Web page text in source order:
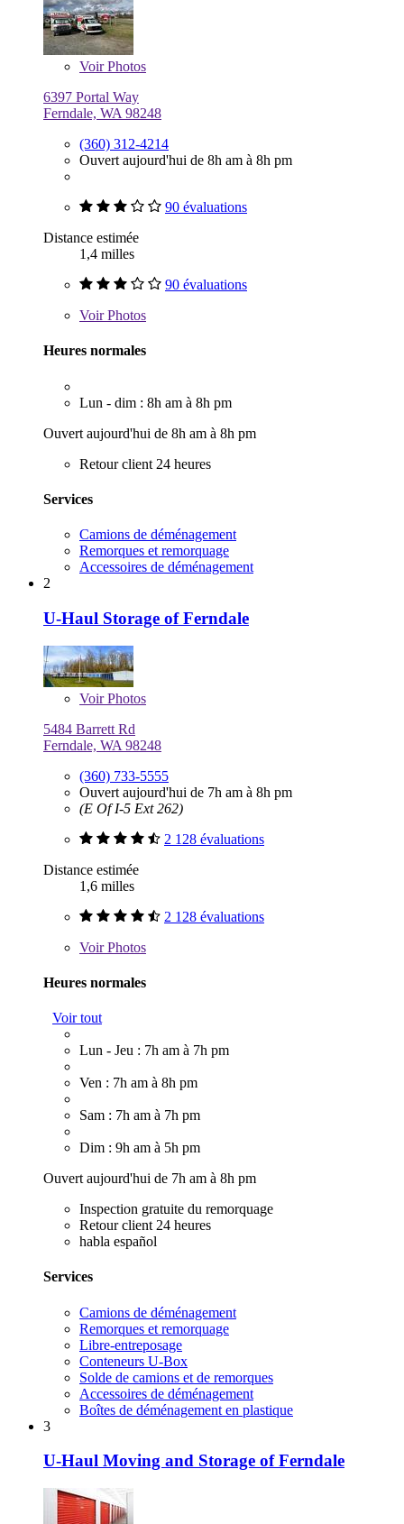
VoirPhotos
6397 Portal Way
Ferndale, WA 98248
(360) 312-4214
Ouvert aujourd'hui de 8h am à 8h pm
90 évaluations
Distance estimée
1,4 milles
90 évaluations
VoirPhotos
Heures normales
Lun - dim : 8h am à 8h pm
Ouvert aujourd'hui de 8h am à 8h pm
Retour client 24 heures
Services
Camions de déménagement
Remorques et remorquage
Accessoires de déménagement
2
U-Haul Storage of Ferndale
VoirPhotos
5484 Barrett Rd
Ferndale, WA 98248
(360) 733-5555
Ouvert aujourd'hui de 7h am à 8h pm
(E Of I-5 Ext 262)
2 128 évaluations
Distance estimée
1,6 milles
2 128 évaluations
VoirPhotos
Heures normales
Voir tout
Lun - Jeu : 7h am à 7h pm
Ven : 7h am à 8h pm
Sam : 7h am à 7h pm
Dim : 9h am à 5h pm
Ouvert aujourd'hui de 7h am à 8h pm
Inspection gratuite du remorquage
Retour client 24 heures
habla español
Services
Camions de déménagement
Remorques et remorquage
Libre-entreposage
Conteneurs U-Box
Solde de camions et de remorques
Accessoires de déménagement
Boîtes de déménagement en plastique
3
U-Haul Moving and Storage of Ferndale